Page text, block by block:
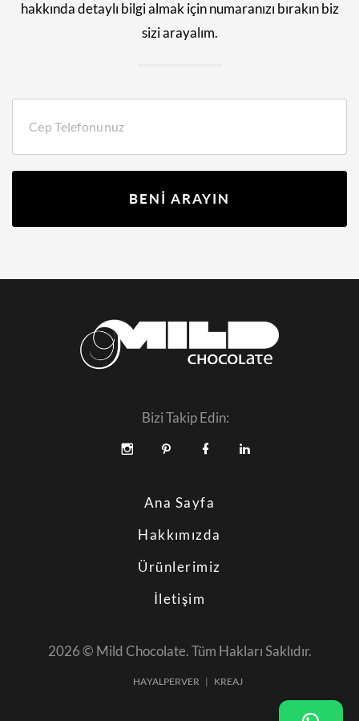
hakkında detaylı bilgi almak için numaranızı bırakın biz
sizi arayalım.
BENİ ARAYIN
Bizi Takip Edin:
Ana Sayfa
Hakkımızda
Ürünlerimiz
İletişim
2026 © Mild Chocolate. Tüm Hakları Saklıdır.
HAYALPERVER KREAJ